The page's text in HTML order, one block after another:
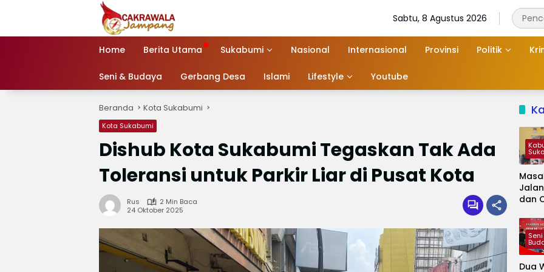
Sabtu, 8 Agustus 2026
Home Berita Utama Sukabumi Nasional Internasional Provinsi Politik
Seni & Budaya Gerbang Desa Islami Lifestyle Youtube
Beranda Kota Sukabumi
Kota Sukabumi
Dishub Kota Sukabumi Tegaskan Tak Ada
Toleransi untuk Parkir Liar di Pusat Kota
Rus
2 Min Baca
24 Oktober 2025
dan
Jadi
Dua